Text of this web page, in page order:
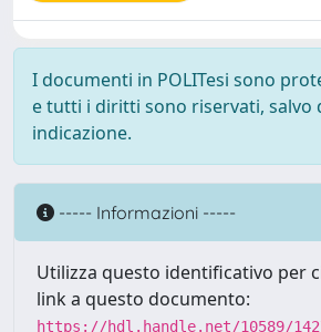
I documenti in POLITesi sono
e tutti i diritti sono riservati, salvo
indicazione.
----- Informazioni -----
Utilizza questo identificativo per
link a questo documento:
https://hdl.handle.net/10589/